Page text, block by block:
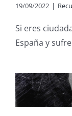
19/09/2022 |
Si eres
España y